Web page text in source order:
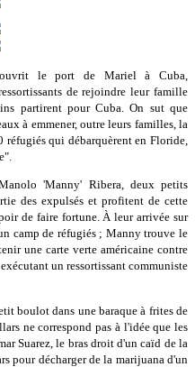
le port de Mariel à Cuba,
de rejoindre leur famille
partirent pour Cuba. On sut que
à emmener, outre leurs familles, la
qui débarquèrent en Floride,
'Manny' Ribera, deux petits
des expulsés et profitent de cette
de faire fortune. À leur arrivée sur
camp de réfugiés ; Manny trouve le
une carte verte américaine contre
un ressortissant communiste
boulot dans une baraque à frites de
ne correspond pas à l'idée que les
Suarez, le bras droit d'un caïd de la
pour décharger de la marijuana d'un